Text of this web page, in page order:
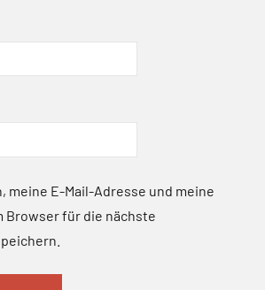
meine E-Mail-Adresse und meine
Browser für die nächste